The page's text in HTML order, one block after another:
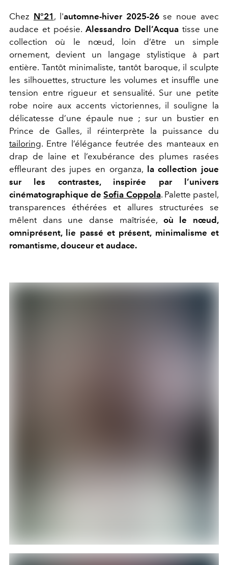
Chez N°21 , l'automne-hiver 2025-26se noue avec
audace et poésie. Alessandro Dell’Acqua tisse une
collection où le nœud, loin d’être un simple
ornement, devient un langage stylistique à part
entière. Tantôt minimaliste, tantôt baroque, il sculpte
les silhouettes, structure les volumes et insuffle une
tension entre rigueur et sensualité. Sur une petite
robe noire aux accents victoriennes, il souligne la
délicatesse d’une épaule nue ; sur un bustier en
Prince de Galles, il réinterprète la puissance du
tailoring. Entre l’élégance feutrée des manteaux en
drap de laine et l’exubérance des plumes rasées
effleurant des jupes en organza, la collection joue
sur les contrastes, inspirée par l’univers
cinématographique deSofia Coppola. Palette pastel,
transparences éthérées et allures structurées se
mêlent dans une danse maîtrisée, où le nœud,
omniprésent, lie passé et présent, minimalisme et
romantisme, douceur et audace.